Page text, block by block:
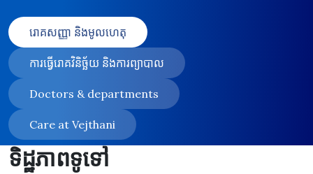
រោគសញ្ញា និងមូលហេតុ
ការធ្វើរោគវិនិច្ឆ័យ និងការព្យាបាល
Doctors & departments
Care at Vejthani
ទិដ្ឋភាពទូទៅ